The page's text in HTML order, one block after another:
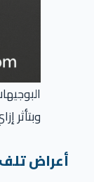
وبتأثر
أعراض